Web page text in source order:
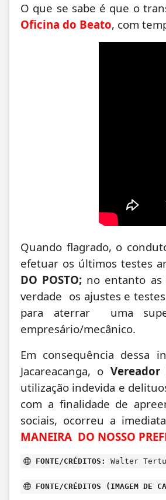
O que se sabe é que o
Oficina do Beato, com
Quando flagrado, o
efetuar os últimos testes
DO POSTO; no entanto
verdade os ajustes e
para aterrar uma
empresário/mecânico.
Em consequência dessa
Jacareacanga, o
utilização indevida e
com a finalidade de
sociais, ocorreu a
MANEIRA DO NOSSO
FONTE/CRÉDITOS: Walter
FONTE/CRÉDITOS (IMAGEM DE